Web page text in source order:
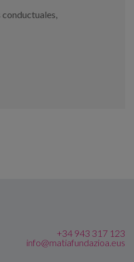
,
+34 943 317 123
info@matiafundazioa.eus